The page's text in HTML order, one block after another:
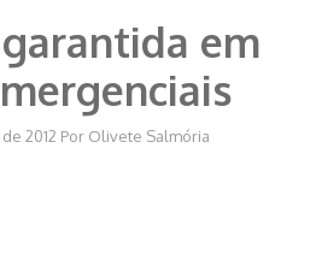
em
2012 Por Olivete Salmória